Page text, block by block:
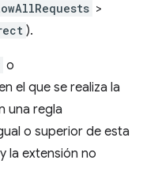
>
).
o
el que se realiza la
una regla
o superior de esta
la extensión no